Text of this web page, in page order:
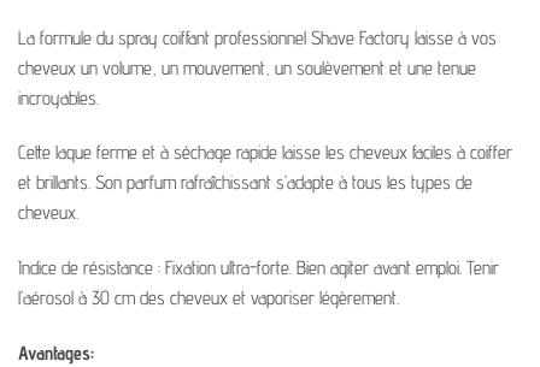
La formule du spray coiffant professionnel Shave Factory laisse à vos
cheveux un volume, un mouvement, un soulèvement et une tenue
incroyables.
Cette laque ferme et à séchage rapide laisse les cheveux faciles à coiffer
et brillants. Son parfum rafraîchissant s’adapte à tous les types de
cheveux.
Indice de résistance : Fixation ultra-forte. Bien agiter avant emploi. Tenir
l’aérosol à 30 cm des cheveux et vaporiser légèrement.
Avantages: